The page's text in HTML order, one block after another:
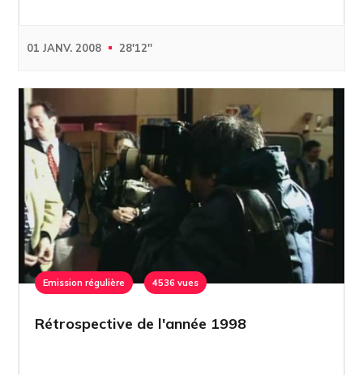
01 JANV. 2008 28'12''
Emission régulière 4536 vues
Rétrospective de l'année 1998